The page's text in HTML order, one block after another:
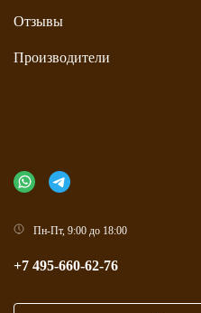
Отзывы
Производители
Пн-Пт, 9:00 до 18:00
+7 495-660-62-76